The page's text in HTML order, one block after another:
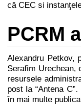
că CEC si
PCRM
Alexandru Petkov,
Serafim Urechean,
resursele
post la “Antena
în mai multe